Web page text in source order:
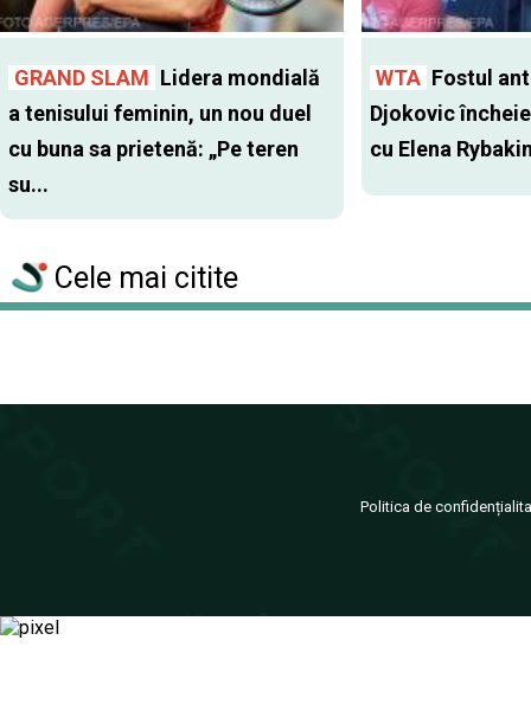
GRAND SLAM Lidera mondială
a tenisului feminin, un nou duel
cu buna sa prietenă: „Pe teren
su...
WTA Fostul
Djokovic
cu Elena
Cele mai citite
Politica de